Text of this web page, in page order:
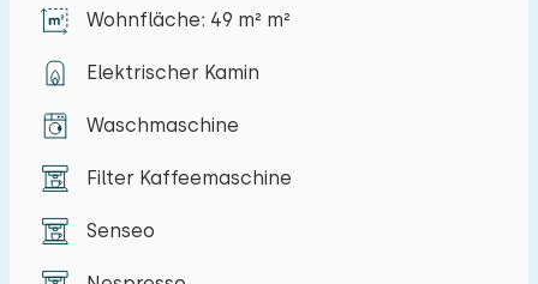
Wohnfläche: 49 m² m²
Elektrischer Kamin
Waschmaschine
Filter Kaffeemaschine
Senseo